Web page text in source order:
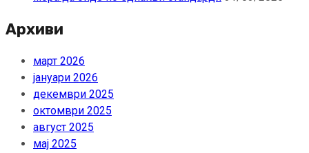
Архиви
март 2026
јануари 2026
декември 2025
октомври 2025
август 2025
мај 2025